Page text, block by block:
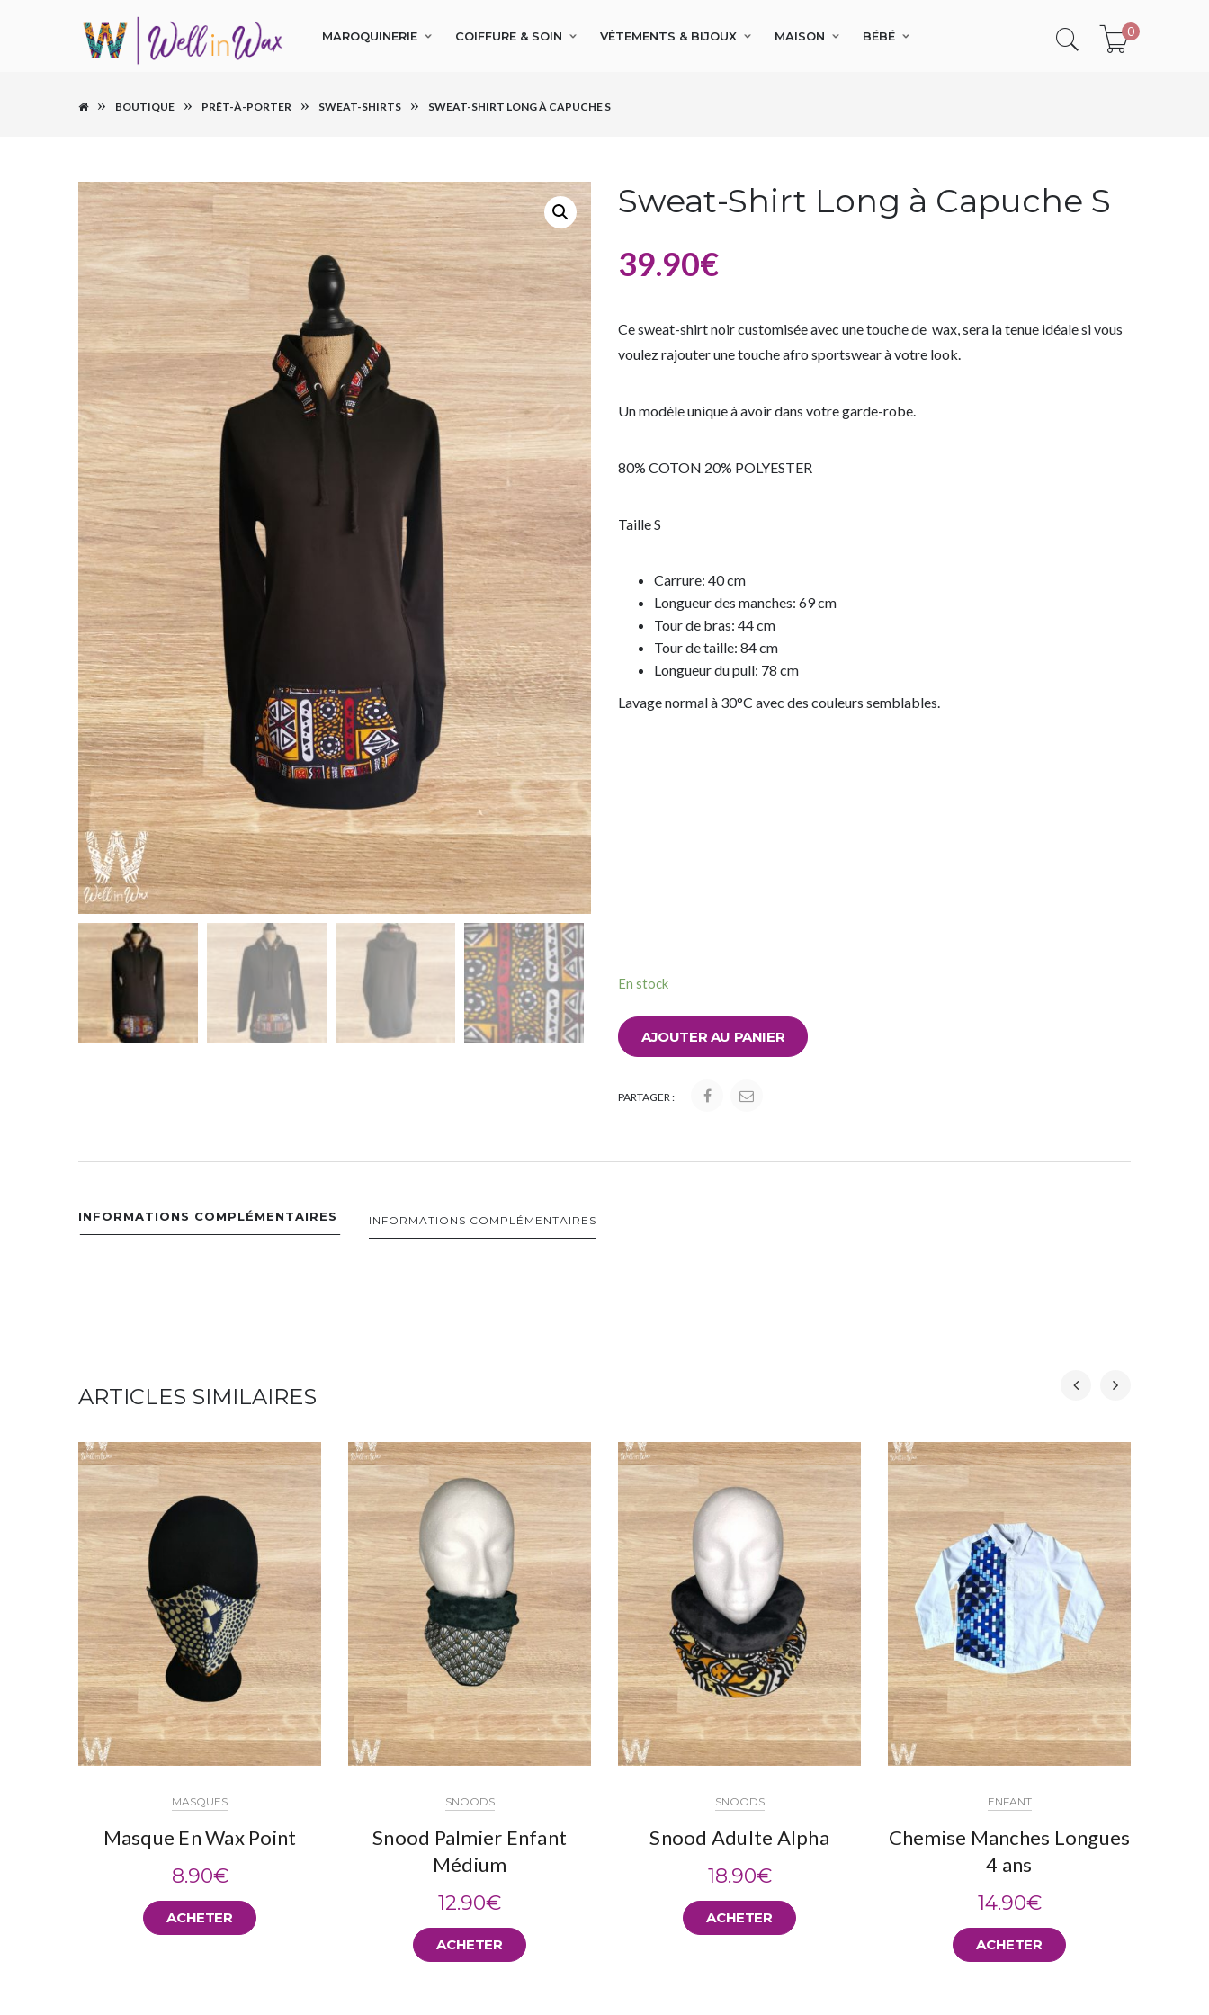
MAROQUINERIE COIFFURE & SOIN VÊTEMENTS & BIJOUX MAISON BÉBÉ 0
BOUTIQUE PRÊT-À-PORTER SWEAT-SHIRTS SWEAT-SHIRT LONG À CAPUCHE S
Sweat-Shirt Long à Capuche S
39.90€
Ce sweat-shirt noir customisée avec une touche de wax, sera la tenue idéale si vous
voulez rajouter une touche afro sportswear à votre look.
Un modèle unique à avoir dans votre garde-robe.
80% COTON 20% POLYESTER
Taille S
Carrure: 40 cm
Longueur des manches: 69 cm
Tour de bras: 44 cm
Tour de taille: 84 cm
Longueur du pull: 78 cm
Lavage normal à 30°C avec des couleurs semblables.
En stock
AJOUTER AU PANIER
PARTAGER :
INFORMATIONS COMPLÉMENTAIRES INFORMATIONS COMPLÉMENTAIRES
ARTICLES SIMILAIRES
MASQUES
Masque En Wax Point
8.90€
ACHETER
SNOODS
Snood Palmier Enfant
Médium
12.90€
ACHETER
SNOODS
Snood Adulte Alpha
18.90€
ACHETER
ENFANT
Chemise Manches Longues
4 ans
14.90€
ACHETER